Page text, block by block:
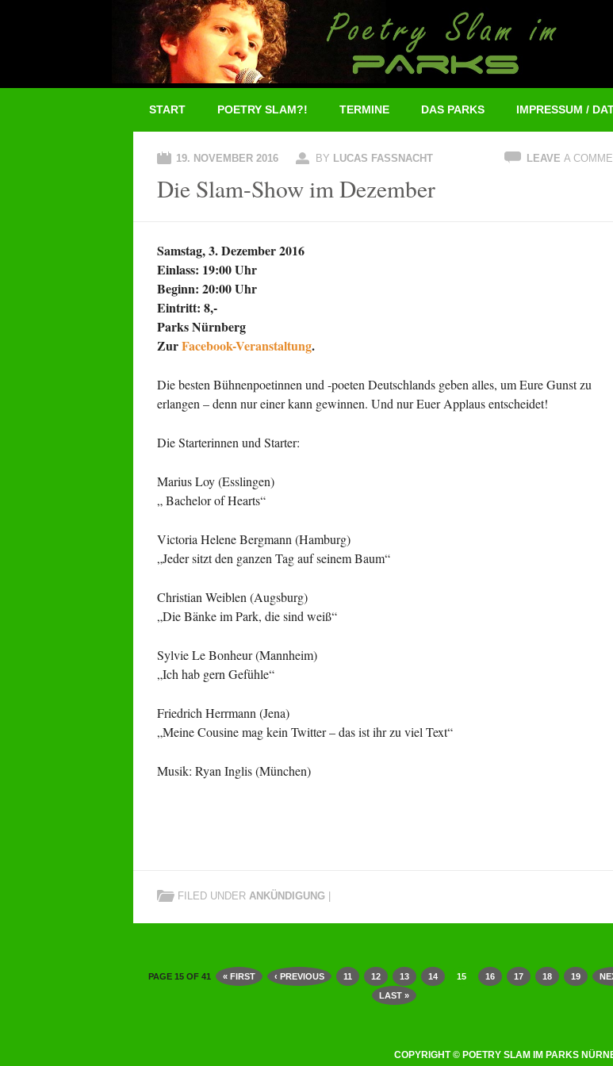
Main menu START POETRY SLAM?! TERMINE DAS PARKS IMPRESSUM /
19. NOVEMBER 2016 BY LUCAS FASSNACHT LEAVE A
Die Slam-Show im Dezember
Samstag, 3. Dezember 2016
Einlass: 19:00 Uhr
Beginn: 20:00 Uhr
Eintritt: 8,-
Parks Nürnberg
ZurFacebook-Veranstaltung.
Die besten Bühnenpoetinnen und -poeten Deutschlands geben alles, um Eure Gunst zu
erlangen – denn nur einer kann gewinnen. Und nur Euer Applaus entscheidet!
Die Starterinnen und Starter:
Marius Loy (Esslingen)
„ Bachelor of Hearts“
Victoria Helene Bergmann (Hamburg)
„Jeder sitzt den ganzen Tag auf seinem Baum“
Christian Weiblen (Augsburg)
„Die Bänke im Park, die sind weiß“
Sylvie Le Bonheur (Mannheim)
„Ich hab gern Gefühle“
Friedrich Herrmann (Jena)
„Meine Cousine mag kein Twitter – das ist ihr zu viel Text“
Musik: Ryan Inglis (München)
FILED UNDER ANKÜNDIGUNG
PAGE 15 OF 41 « FIRST ‹ PREVIOUS 11 12 13 14 15 16 17 18 19
LAST »
COPYRIGHT © POETRY SLAM IM PARKS